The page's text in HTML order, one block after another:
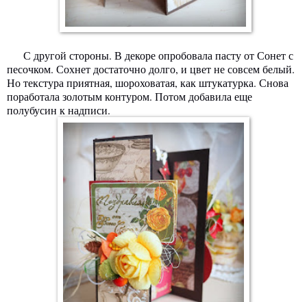
С другой стороны. В декоре опробовала пасту от Сонет с
песочком. Сохнет достаточно долго, и цвет не совсем белый.
Но текстура приятная, шороховатая, как штукатурка. Снова
поработала золотым контуром. Потом добавила еще
полубусин к надписи.